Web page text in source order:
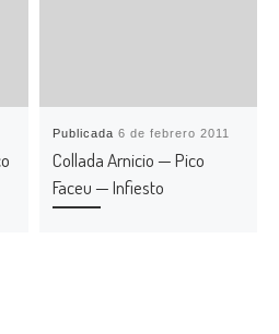
Publicada6 de febrero 2011
Collada Arnicio — Pico
Faceu — Infiesto